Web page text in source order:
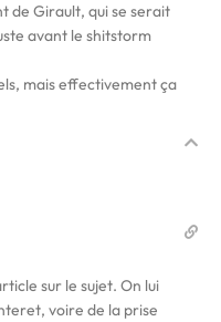
de Girault, qui se serait
avant le shitstorm
mais effectivement ça
sur le sujet. On lui
voire de la prise